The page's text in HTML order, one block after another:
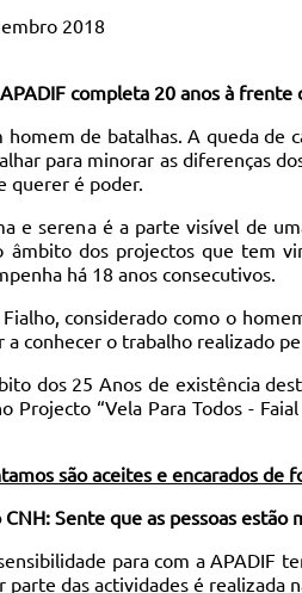
2018
completa 20 anos à
de batalhas. A queda de
para minorar as diferenças
querer é poder.
e serena é a parte visível de
âmbito dos projectos que tem
há 18 anos consecutivos.
considerado como o
conhecer o trabalho realizado
dos 25 Anos de existência
Projecto “Vela Para Todos -
são aceites e encarados de
Sente que as pessoas estão
para com a APADIF
parte das actividades é